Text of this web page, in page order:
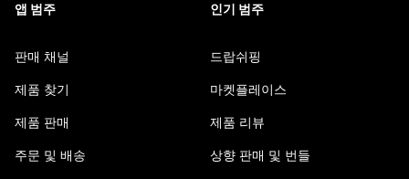
앱 범주
판매 채널
제품 찾기
제품 판매
주문 및 배송
인기 범주
드랍쉬핑
마켓플레이스
제품 리뷰
상향 판매 및 번들